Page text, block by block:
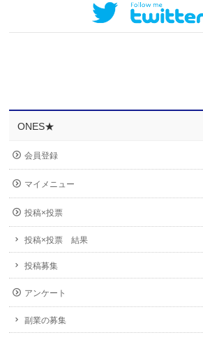
ONES★
会員登録
マイメニュー
投稿×投票
投稿×投票 結果
投稿募集
アンケート
副業の募集